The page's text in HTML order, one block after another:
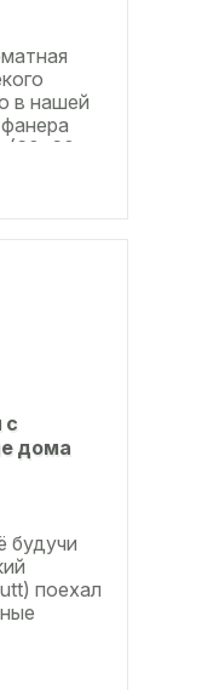
в нашей
(60х60
с
дома
будучи
поехал
что